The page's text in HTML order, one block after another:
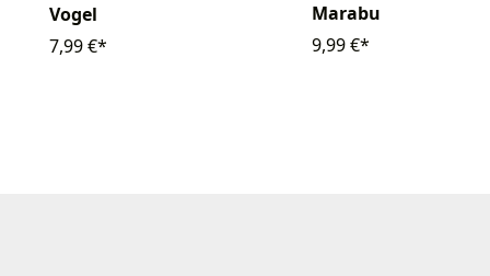
Vogel
7,99 €*
Marabu
9,99 €*